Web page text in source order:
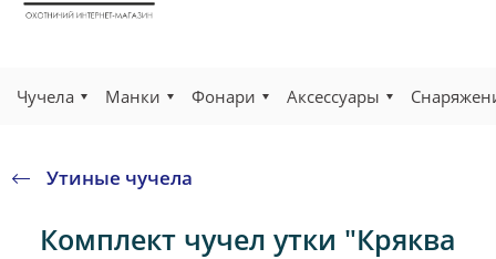
Чучела Манки Фонари Аксессуары
Утиные чучела
Комплект чучел утки "Кряква